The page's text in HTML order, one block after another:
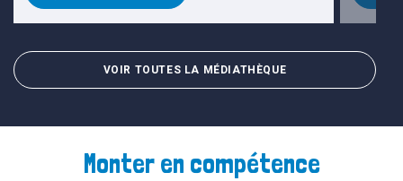
VOIR TOUTES LA MÉDIATHÈQUE
Monter en compétence